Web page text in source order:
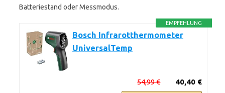
Batteriestand oder Messmodus.
EMPFEHLUNG
Bosch Infrarotthermometer
UniversalTemp
40,40 €
54,99 €